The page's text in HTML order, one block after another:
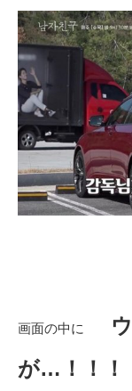
画面の中に
が…！！！